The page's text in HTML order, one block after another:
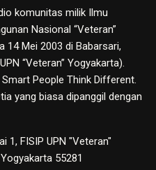
komunitas milik Ilmu
Nasional “Veteran”
14 Mei 2003 di Babarsari,
“Veteran” Yogyakarta).
People Think Different.
yang biasa dipanggil dengan
1, FISIP UPN "Veteran"
55281